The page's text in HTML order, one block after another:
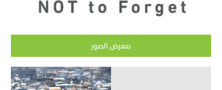
معرض الصور